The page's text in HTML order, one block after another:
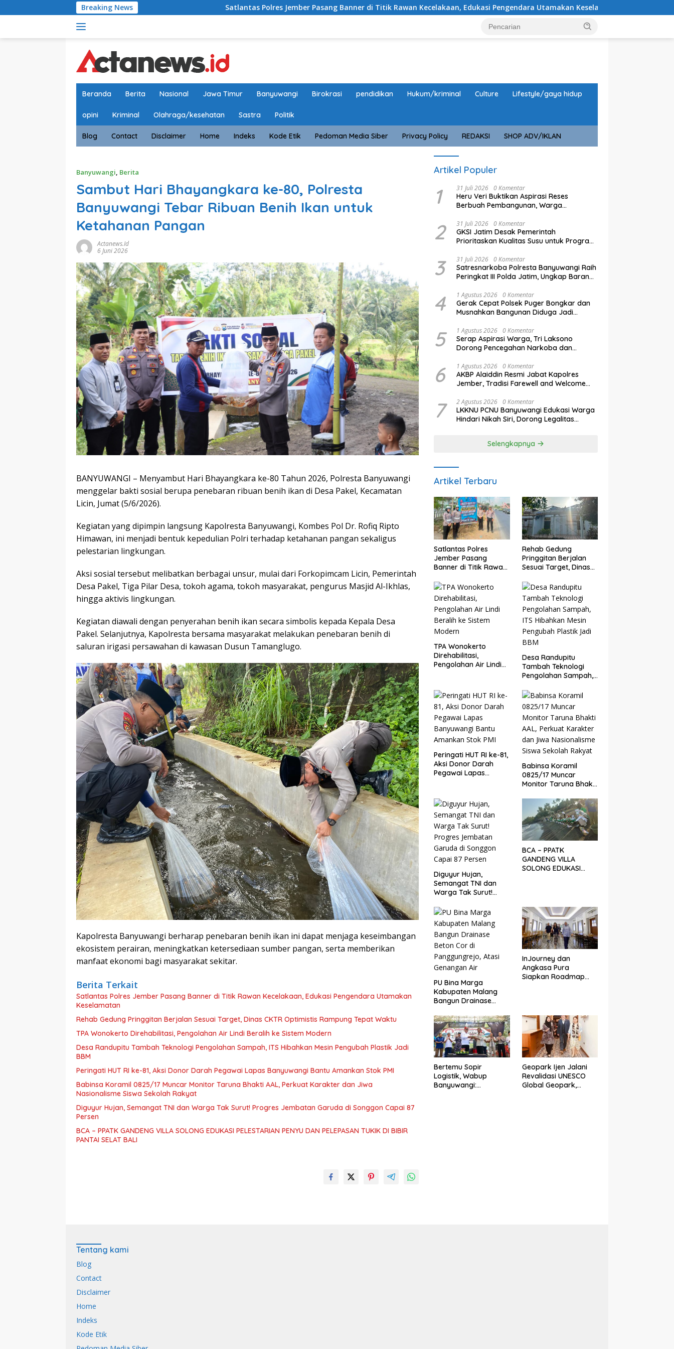
ke
Breaking News Satlantas Polres Jember Pasang Banner di Titik Rawan Kecelakaan, Edukasi Pengendara Utamakan Keselamatan
Beranda Berita Nasional Jawa Timur Banyuwangi Birokrasi pendidikan Hukum/kriminal Culture Lifestyle/gaya hidup
opini Kriminal Olahraga/kesehatan Sastra Politik
Blog Contact Disclaimer Home Indeks Kode Etik Pedoman Media Siber Privacy Policy REDAKSI SHOP ADV/IKLAN
Banyuwangi, Berita
Sambut Hari Bhayangkara ke-80, Polresta
Banyuwangi Tebar Ribuan Benih Ikan untuk
Ketahanan Pangan
Actanews.id
6 Juni 2026
BANYUWANGI – Menyambut Hari Bhayangkara ke-80 Tahun 2026, Polresta Banyuwangi
menggelar bakti sosial berupa penebaran ribuan benih ikan di Desa Pakel, Kecamatan
Licin, Jumat (5/6/2026).
Kegiatan yang dipimpin langsung Kapolresta Banyuwangi, Kombes Pol Dr. Rofiq Ripto
Himawan, ini menjadi bentuk kepedulian Polri terhadap ketahanan pangan sekaligus
pelestarian lingkungan.
Aksi sosial tersebut melibatkan berbagai unsur, mulai dari Forkopimcam Licin, Pemerintah
Desa Pakel, Tiga Pilar Desa, tokoh agama, tokoh masyarakat, pengurus Masjid Al-Ikhlas,
hingga aktivis lingkungan.
Kegiatan diawali dengan penyerahan benih ikan secara simbolis kepada Kepala Desa
Pakel. Selanjutnya, Kapolresta bersama masyarakat melakukan penebaran benih di
saluran irigasi persawahan di kawasan Dusun Tamanglugo.
Kapolresta Banyuwangi berharap penebaran benih ikan ini dapat menjaga keseimbangan
ekosistem perairan, meningkatkan ketersediaan sumber pangan, serta memberikan
manfaat ekonomi bagi masyarakat sekitar.
Berita Terkait
Satlantas Polres Jember Pasang Banner di Titik Rawan Kecelakaan, Edukasi Pengendara Utamakan
Keselamatan
Rehab Gedung Pringgitan Berjalan Sesuai Target, Dinas CKTR Optimistis Rampung Tepat Waktu
TPA Wonokerto Direhabilitasi, Pengolahan Air Lindi Beralih ke Sistem Modern
Desa Randupitu Tambah Teknologi Pengolahan Sampah, ITS Hibahkan Mesin Pengubah Plastik Jadi
BBM
Peringati HUT RI ke-81, Aksi Donor Darah Pegawai Lapas Banyuwangi Bantu Amankan Stok PMI
Babinsa Koramil 0825/17 Muncar Monitor Taruna Bhakti AAL, Perkuat Karakter dan Jiwa
Nasionalisme Siswa Sekolah Rakyat
Diguyur Hujan, Semangat TNI dan Warga Tak Surut! Progres Jembatan Garuda di Songgon Capai 87
Persen
BCA – PPATK GANDENG VILLA SOLONG EDUKASI PELESTARIAN PENYU DAN PELEPASAN TUKIK DI BIBIR
PANTAI SELAT BALI
Artikel Populer
1 31 Juli 2026 0 Komentar
Heru Veri Buktikan Aspirasi Reses
Berbuah Pembangunan, Warga
2 31 Juli 2026 0 Komentar
GKSI Jatim Desak Pemerintah
Prioritaskan Kualitas Susu untuk Program
3 31 Juli 2026 0 Komentar
Satresnarkoba Polresta Banyuwangi Raih
Peringkat III Polda Jatim, Ungkap Barang
2026
4 1 Agustus 2026 0 Komentar
Gerak Cepat Polsek Puger Bongkar dan
Musnahkan Bangunan Diduga Jadi
5 1 Agustus 2026 0 Komentar
Serap Aspirasi Warga, Tri Laksono
Dorong Pencegahan Narkoba dan
6 1 Agustus 2026 0 Komentar
AKBP Alaiddin Resmi Jabat Kapolres
Jember, Tradisi Farewell and Welcome
7 2 Agustus 2026 0 Komentar
LKKNU PCNU Banyuwangi Edukasi Warga
Hindari Nikah Siri, Dorong Legalitas
Selengkapnya
Artikel Terbaru
Satlantas Polres
Jember Pasang
Banner di Titik Rawan
Pengendara
Utamakan
Keselamatan
Rehab Gedung
Pringgitan Berjalan
Sesuai Target, Dinas
Rampung Tepat
Waktu
TPA Wonokerto
Direhabilitasi,
Pengolahan Air Lindi
Desa Randupitu
Tambah Teknologi
Pengolahan Sampah,
Pengubah Plastik Jadi
BBM
Peringati HUT RI ke-81,
Aksi Donor Darah
Pegawai Lapas
Babinsa Koramil
0825/17 Muncar
Monitor Taruna Bhakti
dan Jiwa
Nasionalisme Siswa
Sekolah Rakyat
Diguyur Hujan,
Semangat TNI dan
Warga Tak Surut!
Garuda di Songgon
Capai 87 Persen
BCA – PPATK
GANDENG VILLA
SOLONG EDUKASI
PU Bina Marga
Kabupaten Malang
Bangun Drainase
Panggungrejo, Atasi
Genangan Air
InJourney dan
Angkasa Pura
Siapkan Roadmap
Bertemu Sopir
Logistik, Wabup
Banyuwangi:
Geopark Ijen Jalani
Revalidasi UNESCO
Global Geopark,
Tentang kami
Blog
Contact
Disclaimer
Home
Indeks
Kode Etik